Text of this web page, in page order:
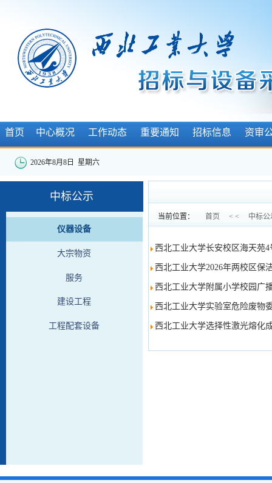
首页 中心概况 工作动态 重要通知 招标信息 资审
2026年8月8日 星期六
中标公示
仪器设备
大宗物资
服务
建设工程
工程配套设备
当前位置： 首页 < < 中标公
西北工业大学长安校区海天苑
西北工业大学2026年两校区保
西北工业大学附属小学校园广
西北工业大学实验室危险废物
西北工业大学选择性激光熔化